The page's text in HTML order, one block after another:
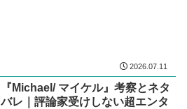
2026.07.11
『Michael/ マイケル』考察とネタ
バレ｜評論家受けしない超エンタ